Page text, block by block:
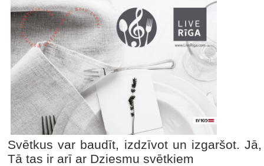
Svētkus var baudīt, izdzīvot un izgaršot.
Tā tas ir arī ar Dziesmu svētkiem